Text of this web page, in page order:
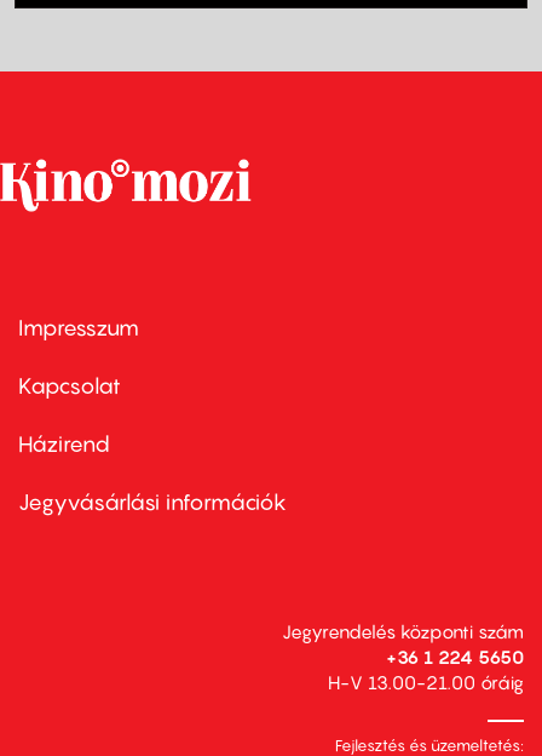
Footer
first
Impresszum
Kapcsolat
Footer
second
Házirend
Jegyvásárlási információk
Jegyrendelés központi szám
+36 1 224 5650
H-V 13.00-21.00 óráig
Fejlesztés és üzemeltetés: